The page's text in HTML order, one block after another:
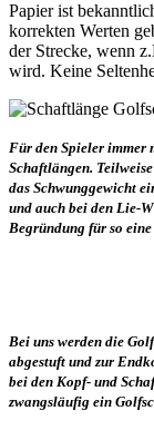
Papier ist
korrekten Werten
der Strecke, wenn
wird. Keine
Für den Spieler immer
Schaftlängen.
das Schwunggewicht
und auch bei den Lie-
Begründung für so
Bei uns werden die
abgestuft und zur
bei den Kopf- und
zwangsläufig ein